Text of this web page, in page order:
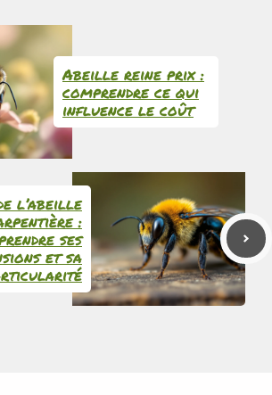
Abeille reine prix :
comprendre ce qui
influence le coût
l’abeille
:
ses
et sa